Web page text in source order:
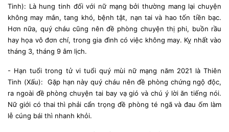
Tinh): Là hung tinh đối với nữ mạng bởi thường mang lại chuyện
không may mắn, tang khó, bệnh tật, nạn tai và hao tốn tiền bạc.
Hơn nữa, quý cháu cũng nên đề phòng chuyện thị phi, buồn rầu
hay họa vô đơn chí, trong gia đình có việc không may. Kỵ nhất vào
tháng 3, tháng 9 âm lịch.
- Hạn tuổi trong tử vi tuổi quý mùi nữ mạng năm 2021 là Thiên
Tinh (Xấu): Gặp hạn này quý cháu nên đề phòng chứng ngộ độc,
ra ngoài đề phòng chuyện tai bay vạ gió và chú ý lời ăn tiếng nói.
Nữ giới có thai thì phải cẩn trọng đề phòng té ngã và đau ốm làm
lễ cúng bái thì nhanh khỏi.